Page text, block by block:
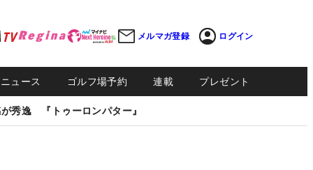
メルマガ登録 ログイン
ュース ゴルフ場予約 連載 プレゼント
秀逸 『トゥーロンパター』